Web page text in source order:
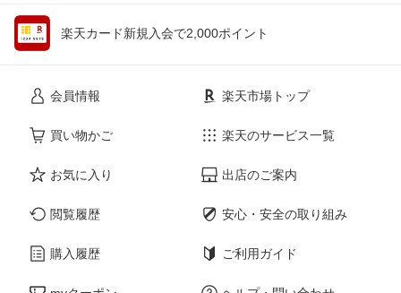
楽天カード新規入会で2,000ポイント
会員情報
買い物かご
お気に入り
閲覧履歴
購入履歴
楽天市場トップ
楽天のサービス一覧
出店のご案内
安心・安全の取り組み
ご利用ガイド